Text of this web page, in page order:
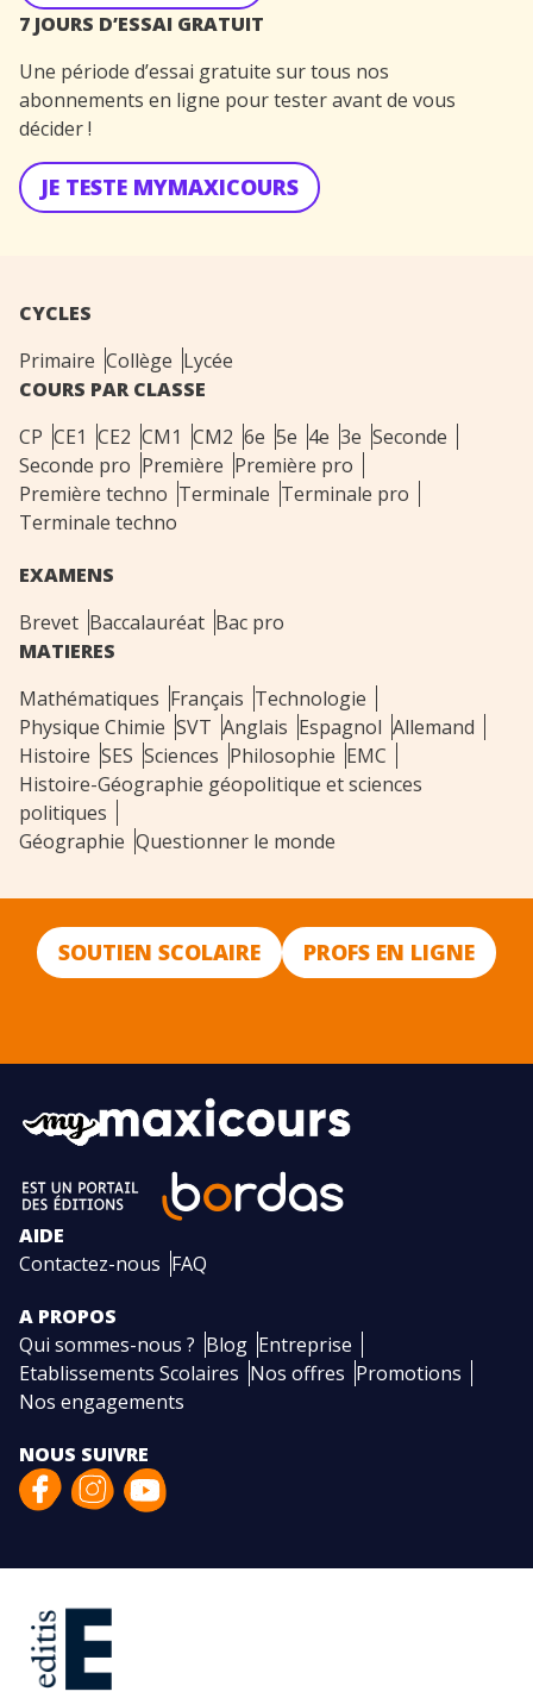
7 JOURS D’ESSAI GRATUIT
Une période d’essai gratuite sur tous nos
abonnements en ligne pour tester avant de vous
décider !
JE TESTE MYMAXICOURS
CYCLES
Primaire Collège Lycée
COURS PAR CLASSE
CP CE1 CE2 CM1 CM2 6e 5e 4e 3e Seconde
Seconde pro Première Première pro
Première techno Terminale Terminale pro
Terminale techno
EXAMENS
Brevet Baccalauréat Bac pro
MATIERES
Mathématiques Français Technologie
Physique Chimie SVT Anglais Espagnol Allemand
Histoire SES Sciences Philosophie EMC
Histoire-Géographie géopolitique et sciences
politiques
Géographie Questionner le monde
SOUTIEN SCOLAIRE PROFS EN LIGNE
AIDE
Contactez-nous FAQ
A PROPOS
Qui sommes-nous ? Blog Entreprise
Etablissements Scolaires Nos offres Promotions
Nos engagements
NOUS SUIVRE